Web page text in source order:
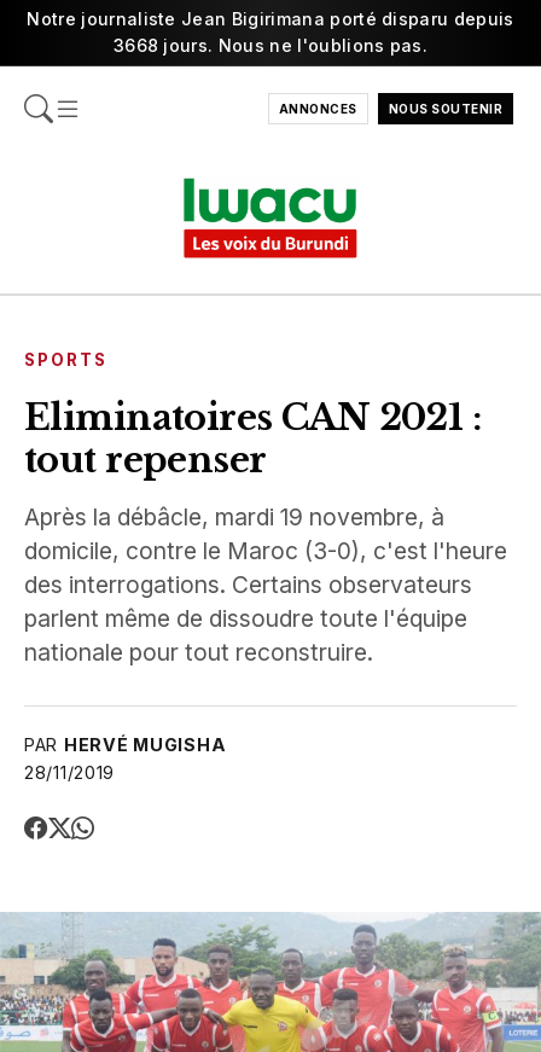
Notre journaliste Jean Bigirimana porté disparu depuis
3668 jours. Nous ne l'oublions pas.
ANNONCES NOUS SOUTENIR
SPORTS
Eliminatoires CAN 2021 :
tout repenser
Après la débâcle, mardi 19 novembre, à
domicile, contre le Maroc (3-0), c'est l'heure
des interrogations. Certains observateurs
parlent même de dissoudre toute l'équipe
nationale pour tout reconstruire.
PAR HERVÉ MUGISHA
28/11/2019